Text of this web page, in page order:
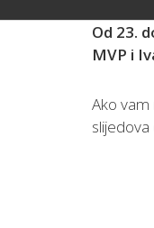
Od 23.
MVP i
Ako
slijedova